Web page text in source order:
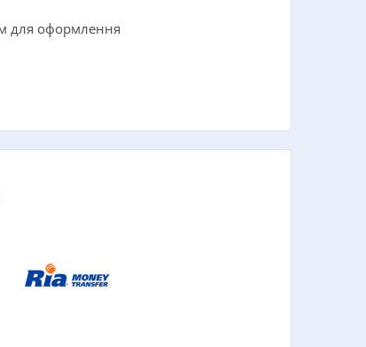
для оформлення